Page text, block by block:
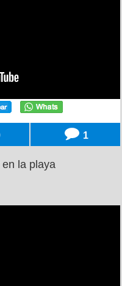
1
la playa